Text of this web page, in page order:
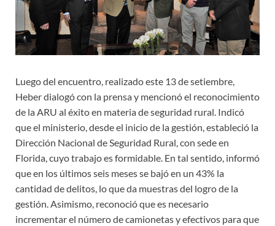
Luego del encuentro, realizado este 13 de setiembre,
Heber dialogó con la prensa y mencionó el reconocimiento
de la ARU al éxito en materia de seguridad rural. Indicó
que el ministerio, desde el inicio de la gestión, estableció la
Dirección Nacional de Seguridad Rural, con sede en
Florida, cuyo trabajo es formidable. En tal sentido, informó
que en los últimos seis meses se bajó en un 43% la
cantidad de delitos, lo que da muestras del logro de la
gestión. Asimismo, reconoció que es necesario
incrementar el número de camionetas y efectivos para que